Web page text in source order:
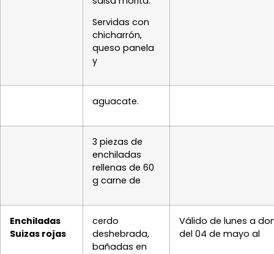
Servidas con
chicharrón,
queso panela
y
aguacate.
3 piezas de
enchiladas
rellenas de 60
g carne de
Enchiladas
Suizas rojas
cerdo
deshebrada,
bañadas en
Válido de lunes a
del 04 de mayo al